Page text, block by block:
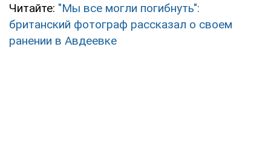
Читайте: "Мы все могли погибнуть":
британский фотограф рассказал о своем
ранении в Авдеевке